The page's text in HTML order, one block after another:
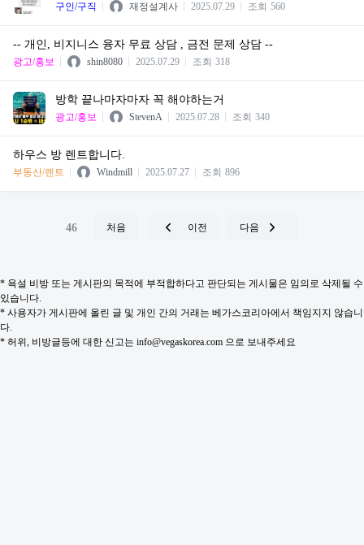
구인/구직 재정설계사 2025.07.29 조회 560
-- 개인, 비지니스 융자 무료 상담 , 금전 문제 상담 --
광고/홍보 shin8080 2025.07.29 조회 318
방학 끝나마자마자 꼭 해야하는거
광고/홍보 StevenA 2025.07.28 조회 340
하우스 방 렌트합니다.
부동산/렌트 Windmill 2025.07.27 조회 896
46 처음 이전 다음
* 욕설 비방 또는 게시판의 목적에 부적합하다고 판단되는 게시물은 임의로 삭제될 수
있습니다.
* 사용자가 게시판에 올린 글 및 개인 간의 거래는 베가스코리아에서 책임지지 않습니
다.
* 허위, 비방글등에 대한 신고는 info@vegaskorea.com 으로 보내주세요